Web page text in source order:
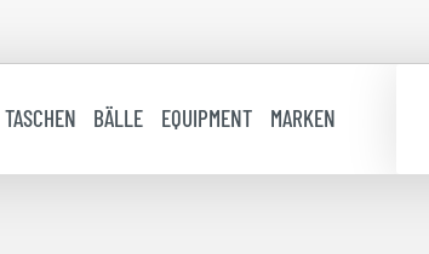
TASCHEN BÄLLE EQUIPMENT MARKEN